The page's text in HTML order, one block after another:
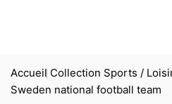
Accueil Collection Sports /
Sweden national football team